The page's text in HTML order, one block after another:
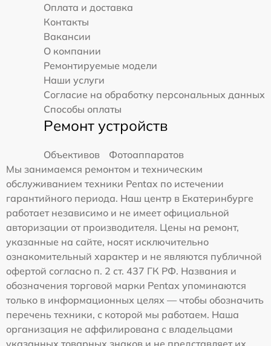
Оплата и доставка
Контакты
Вакансии
О компании
Ремонтируемые модели
Наши услуги
Согласие на обработку персональных данных
Способы оплаты
Ремонт устройств
Объективов
Фотоаппаратов
Мы занимаемся ремонтом и техническим
обслуживанием техники Pentax по истечении
гарантийного периода. Наш центр в Екатеринбурге
работает независимо и не имеет официальной
авторизации от производителя. Цены на ремонт,
указанные на сайте, носят исключительно
ознакомительный характер и не являются публичной
офертой согласно п. 2 ст. 437 ГК РФ. Названия и
обозначения торговой марки Pentax упоминаются
только в информационных целях — чтобы обозначить
перечень техники, с которой мы работаем. Наша
организация не аффилирована с владельцами
указанных товарных знаков и не представляет их